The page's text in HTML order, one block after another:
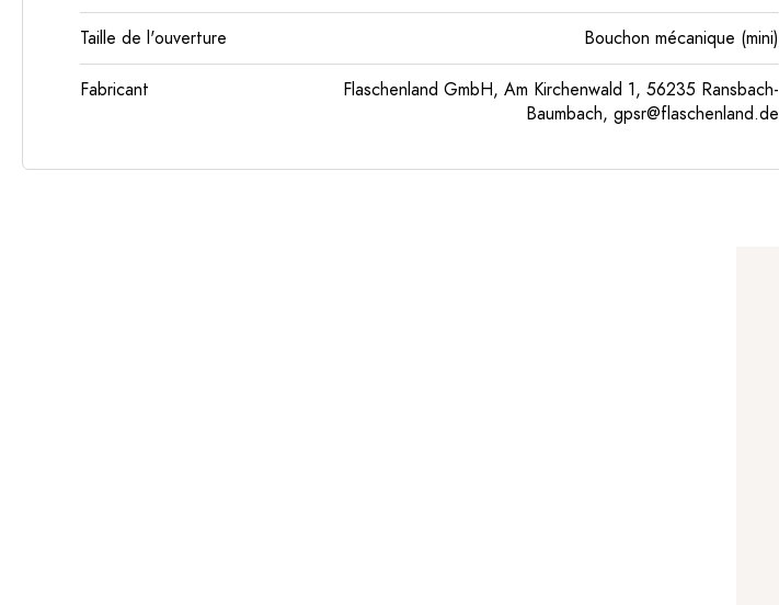
Taille de l'ouverture Bouchon mécanique (mini)
Fabricant
Flaschenland GmbH, Am Kirchenwald 1, 56235 Ransbach-
Baumbach, gpsr@flaschenland.de